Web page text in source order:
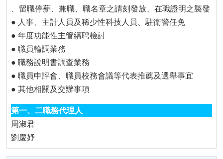
、留職停薪、兼職、職名章之請刻發放、在職證明之製發
● 人事、主計人員及稀少性科技人員、駐衛警任免
● 年度功能性主管續聘檢討
● 職員輪調業務
● 職務說明書調查業務
● 職員申評會、職員校務會議等代表推薦及選舉事宜
● 其他相關及交辦事項
周淑君
劉慶妤